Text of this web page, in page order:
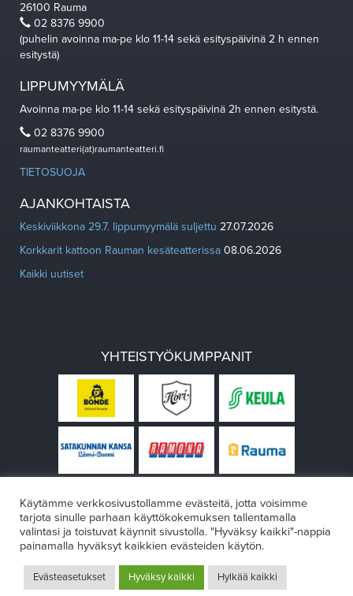
26100 Rauma
02 8376 9900
(puhelin avoinna ma-pe klo 11-14 sekä esityspäivinä 2 h ennen
esitystä)
LIPPUMYYMÄLÄ
Avoinna ma-pe klo 11-14 sekä esityspäivinä 2h ennen esitystä.
02 8376 9900
raumanteatteri(at)raumanteatteri.fi
TIETOSUOJA
AJANKOHTAISTA
Keskiviikkona 29.7. lippumyymälä suljettu 27.07.2026
Korkkarit kattoon Rauman kesäteatterissa 08.06.2026
Kaikki uutiset
YHTEISTYÖKUMPPANIT
Design:VÄRIKÄS
Käytämme verkkosivustollamme evästeitä, jotta voisimme
tarjota sinulle parhaan käyttökokemuksen tallentamalla
valintasi ja toistuvat käynnit sivustolla. "Hyväksy kaikki"-nappia
painamalla hyväksyt kaikkien evästeiden käytön.
Evästeasetukset Hyväksy kaikki Hylkää kaikki